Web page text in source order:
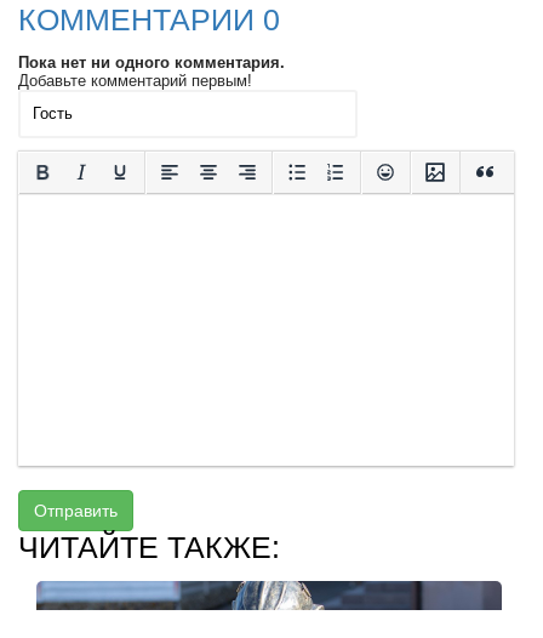
КОММЕНТАРИИ 0
Пока нет ни одного комментария.
Добавьте комментарий первым!
Отправить
ЧИТАЙТЕ ТАКЖЕ: